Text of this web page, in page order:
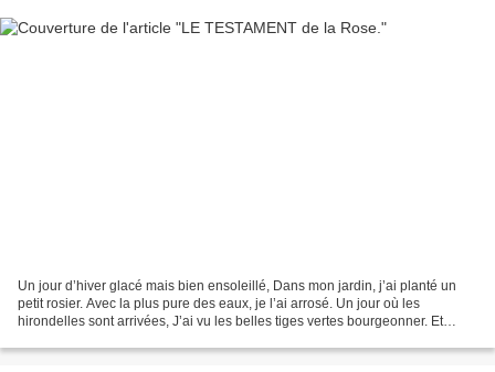
Un jour d’hiver glacé mais bien ensoleillé, Dans mon jardin, j’ai planté un
petit rosier. Avec la plus pure des eaux, je l’ai arrosé. Un jour où les
hirondelles sont arrivées, J’ai vu les belles tiges vertes bourgeonner. Et